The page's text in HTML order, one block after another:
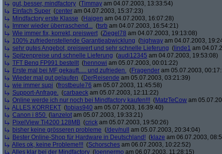
gut, besser, mindfactory (Timmay am 04.07.2003, 13:33:54)
Einfach Super (center am 04.07.2003, 15:37:23)
Mindfactory erste Klasse (Haigen am 04.07.2003, 16:07:28)
Immer wieder überraschend... (tsrb am 04.07.2003, 16:54:21)
Wie immer fix, korrekt, preiswert (Ziegel78 am 04.07.2003, 19:13:08)
100% zufriedenstellende Garantieabwicklung (highway am 04.07.2003,
sehr gutes Angebot, preiswert und sehr schnelle Lieferung ( linde1 am
Spitzenpreise und schnelle Lieferung (audi12345 am 04.07.2003, 19:53:08)
TFT Benq FP991 bestellt (hennowi am 05.07.2003, 00:01:22)
Erste mal bei MF gekauft..... und zufrieden. (Fragender am 05.07.2003,
Wieder mal gut gelaufen (DerReisende am 05.07.2003, 03:21:39)
wie immer supi (frostbeule76 am 05.07.2003, 11:45:58)
Support-Anfrage. (carbaeck am 05.07.2003, 12:11:22)
Online werde ich nur noch bei Mindfactory kaufen!!! (MatzTeCow am
ALLES KORREKT (tobias940 am 05.07.2003, 16:39:40)
Canon i 850 ( lanzelot am 05.07.2003, 19:33:21)
PixelView Ti4200 128MB (crick am 05.07.2003, 19:50:26)
bisher keine grösseren probleme (/dev/null
am 05.07.2003, 20:34:04)
Bester Online-Shop für Hardware in Deutschland! (klaze am 06.07.2003,
Alles ok, keine Probleme!!! (Schorsches am 06.07.2003, 10:22:52)
Alles klar bei der Mindfactory ( loennermo am 06.07.2003, 11:28:15)